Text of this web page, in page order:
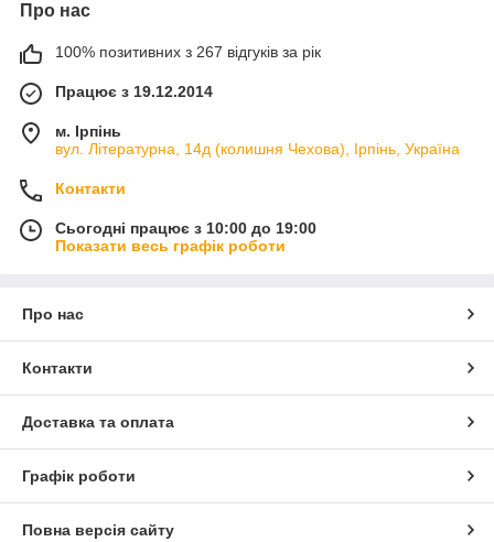
Про нас
100% позитивних з 267 відгуків за рік
Працює з 19.12.2014
м. Ірпінь
вул. Літературна, 14д (колишня Чехова), Ірпінь, Україна
Контакти
Сьогодні працює з 10:00 до 19:00
Показати весь графік роботи
Про нас
Контакти
Доставка та оплата
Графік роботи
Повна версія сайту